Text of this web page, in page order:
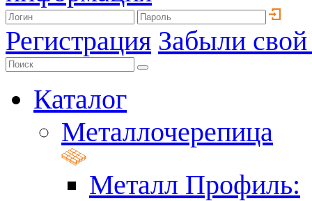
Регистрация Забыли
Каталог
Металлочерепица
Металл Профиль: